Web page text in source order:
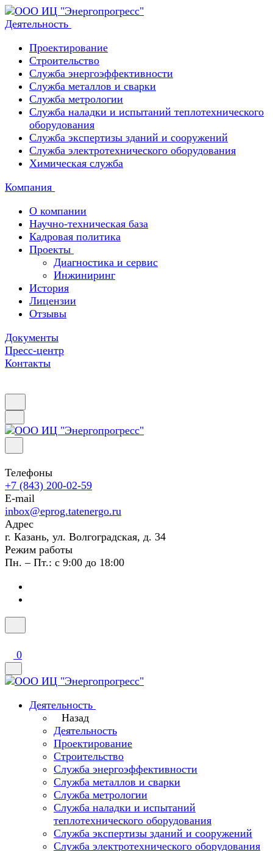
Деятельность
Проектирование
Строительство
Служба энергоэффективности
Служба металлов и сварки
Служба метрологии
Служба наладки и испытаний теплотехнического
оборудования
Служба экспертизы зданий и сооружений
Служба электротехнического оборудования
Химическая служба
Компания
О компании
Научно-техническая база
Кадровая политика
Проекты
Диагностика и сервис
Инжиниринг
История
Лицензии
Отзывы
Документы
Пресс-центр
Контакты
Телефоны
+7 (843) 200-02-59
E-mail
inbox@eprog.tatenergo.ru
Адрес
г. Казань, ул. Волгоградская, д. 34
Режим работы
Пн. – Пт.: с 9:00 до 18:00
0
Деятельность
Назад
Деятельность
Проектирование
Строительство
Служба энергоэффективности
Служба металлов и сварки
Служба метрологии
Служба наладки и испытаний
теплотехнического оборудования
Служба экспертизы зданий и сооружений
Служба электротехнического оборудования